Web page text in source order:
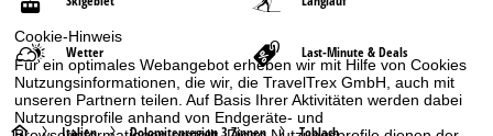
Cookie-Hinweis
Für ein optimales Webangebot erheben wir mit Hilfe von Cookies
Nutzungsinformationen, die wir, die TravelTrex GmbH, auch mit
unseren Partnern teilen. Auf Basis Ihrer Aktivitäten werden dabei
Nutzungsprofile anhand von Endgeräte- und
Wetter Last-Minute & Deals
S Italien Dolomitenregion 3 Zinnen Toblach